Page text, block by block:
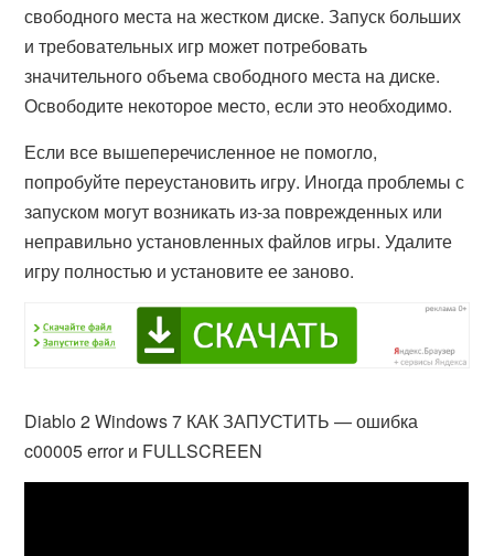
свободного места на жестком диске. Запуск больших
и требовательных игр может потребовать
значительного объема свободного места на диске.
Освободите некоторое место, если это необходимо.
Если все вышеперечисленное не помогло,
попробуйте переустановить игру. Иногда проблемы с
запуском могут возникать из-за поврежденных или
неправильно установленных файлов игры. Удалите
игру полностью и установите ее заново.
Diablo 2 Windows 7 КАК ЗАПУСТИТЬ — ошибка
c00005 error и FULLSCREEN